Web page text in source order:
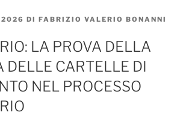
2026 DI FABRIZIO VALERIO BONANNI
LA PROVA DELLA
DELLE CARTELLE DI
NEL PROCESSO